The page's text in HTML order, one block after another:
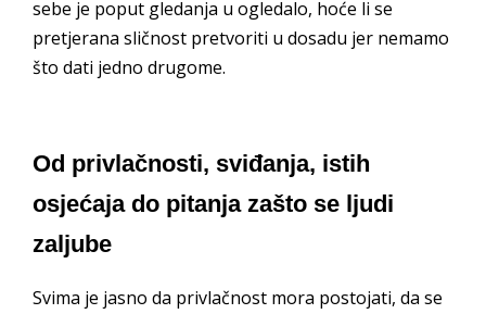
sebe je poput gledanja u ogledalo, hoće li se
pretjerana sličnost pretvoriti u dosadu jer nemamo
što dati jedno drugome.
Od privlačnosti, sviđanja, istih
osjećaja do pitanja zašto se ljudi
zaljube
Svima je jasno da privlačnost mora postojati, da se